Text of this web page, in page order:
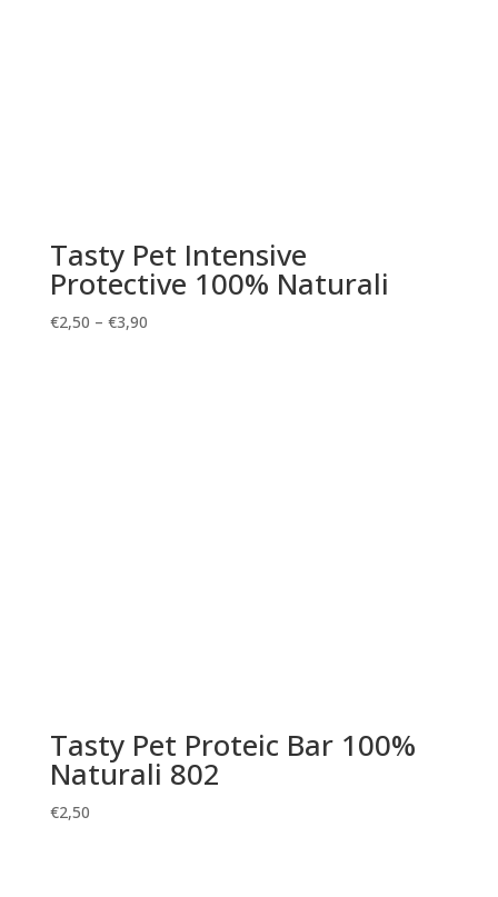
Tasty Pet Intensive
Protective 100% Naturali
€2,50 – €3,90
Tasty Pet Proteic Bar 100%
Naturali 802
€2,50